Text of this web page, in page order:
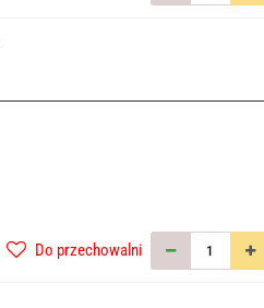
Do przechowalni